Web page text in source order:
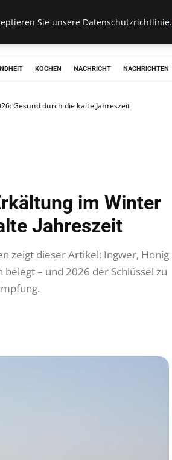
KOCHEN NACHRICHT NACHRICHTEN
Gesund durch die kalte Jahreszeit
im Winter
Jahreszeit
zeigt dieser Artikel: Ingwer, Honig
– und 2026 der Schlüssel zu
Sie unsere Datenschutzrichtlinie.